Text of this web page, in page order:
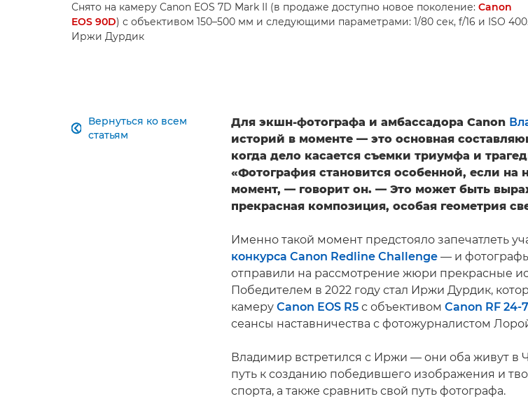
Снято на камеру Canon EOS 7D Mark II (в продаже доступно новое поколение: Canon
EOS 90D) с объективом 150–500 мм и следующими параметрами: 1/80 сек, f/16 и ISO
Иржи Дурдик
Вернуться ко всем
статьям
 Для экшн-фотографа и амбассадора Canon
историй в моменте — это основная
когда дело касается съемки триумфа и
«Фотография становится особенной, если
момент, — говорит он. — Это может быть
прекрасная композиция, особая геометрия
Именно такой момент предстояло запечатлеть
конкурса Canon Redline Challenge — и
отправили на рассмотрение жюри прекрасные
Победителем в 2022 году стал Иржи Дурдик,
камеру Canon EOS R5 с объективом Canon RF 24-
сеансы наставничества с фотожурналистом
Владимир встретился с Иржи — они оба живут в
путь к созданию победившего изображения и
спорта, а также сравнить свой путь фотографа.